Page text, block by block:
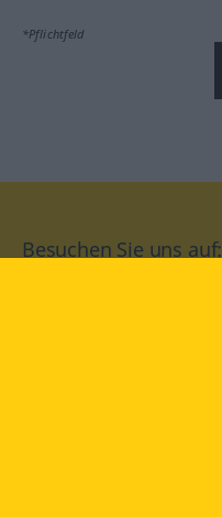
*Pflichtfeld
Besuchen Sie uns auf: